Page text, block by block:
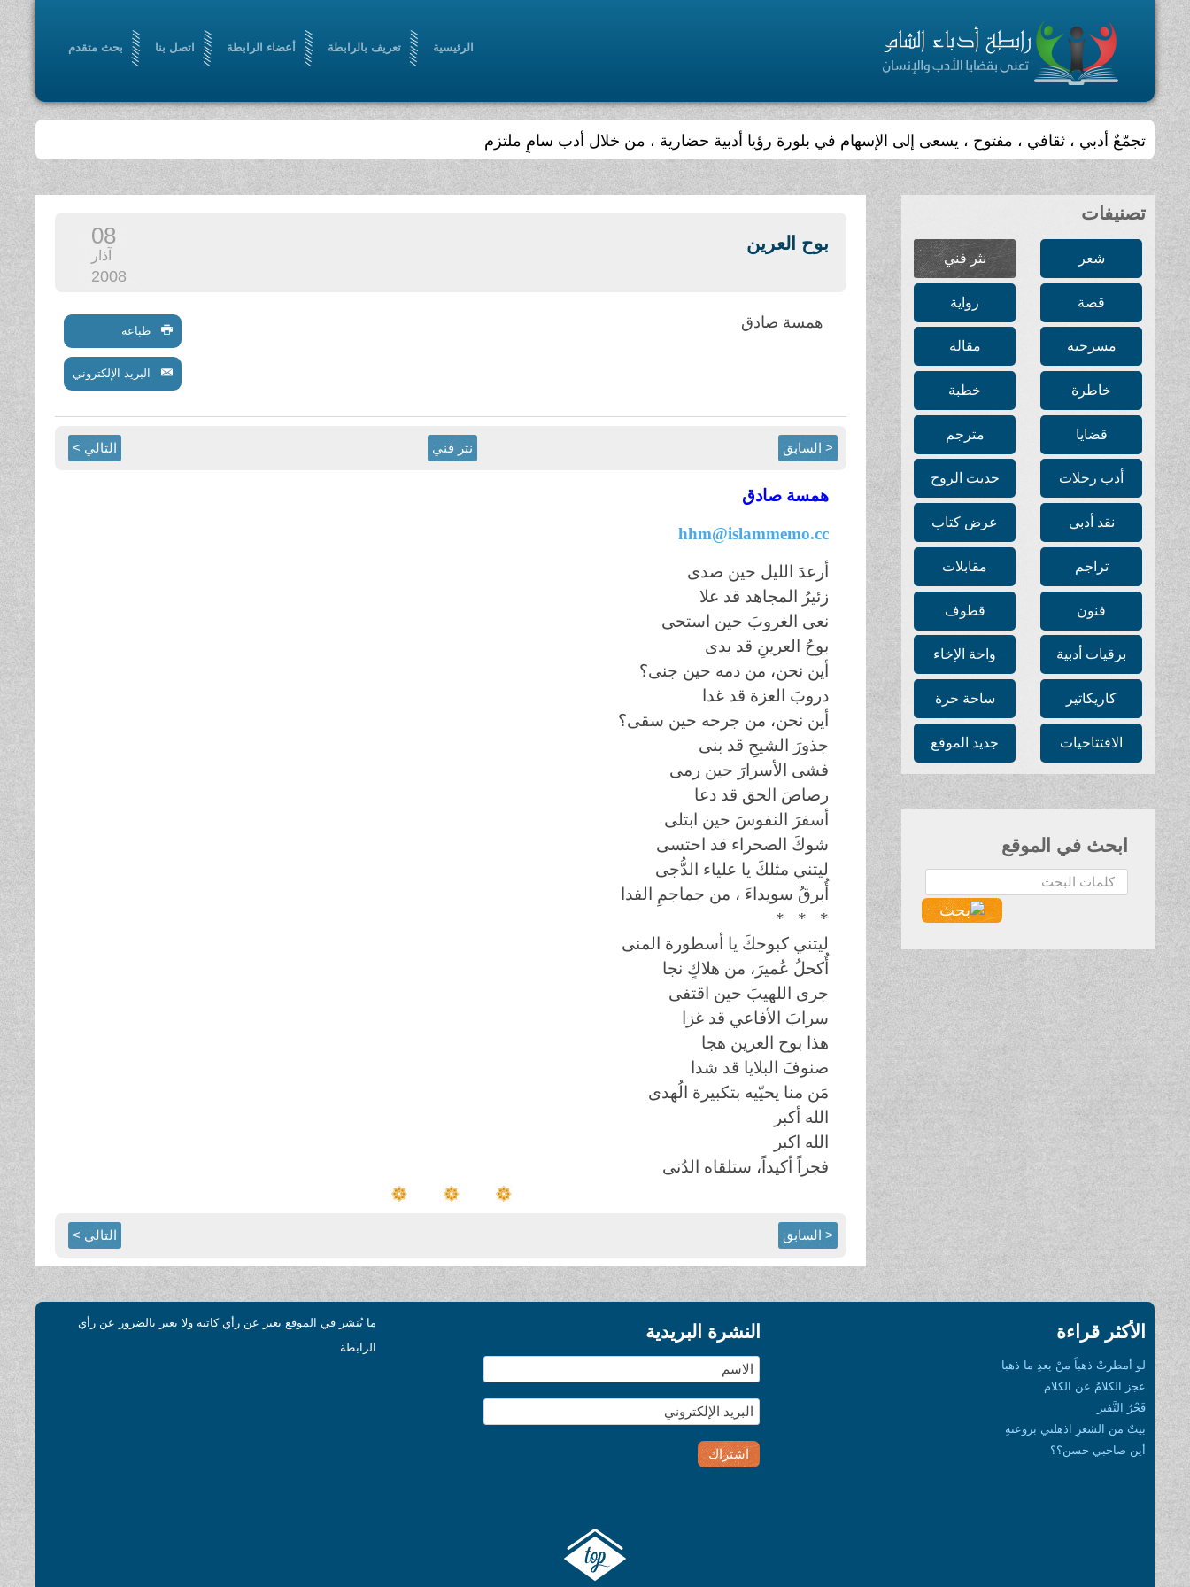
الرئيسية تعريف بالرابطة أعضاء الرابطة اتصل بنا بحث متقدم
يجري تحديث الموقع أسبوعيا
تصنيفات
شعر نثر فني
قصة رواية
مسرحية مقالة
خاطرة خطبة
قضايا مترجم
أدب رحلات حديث الروح
نقد أدبي عرض كتاب
تراجم مقابلات
فنون قطوف
برقيات أدبية واحة الإخاء
كاريكاتير ساحة حرة
الافتتاحيات جديد الموقع
ابحث في الموقع
البحث...
بوح العرين 08
آذار
2008
همسة صادق طباعة
البريد الإلكتروني
< السابق نثر فني التالي >
همسة صادق
hhm@islammemo.cc
أرعدَ الليل حين صدى
زئيرُ المجاهد قد علا
نعى الغروبَ حين استحى
بوحُ العرينِ قد بدى
أين نحن، من دمه حين جنى؟
دروبَ العزة قد غدا
أين نحن، من جرحه حين سقى؟
جذورَ الشيحِ قد بنى
فشى الأسرارَ حين رمى
رصاصَ الحق قد دعا
أسفرَ النفوسَ حين ابتلى
شوكَ الصحراء قد احتسى
ليتني مثلكَ يا علياء الدُّجى
أُبرقُ سويداءَ ، من جماجمِ الفدا
* * *
ليتني كبوحكَ يا أسطورة المنى
أُكحلُ عُميرَ، من هلاكٍ نجا
جرى اللهيبَ حين اقتفى
سرابَ الأفاعي قد غزا
هذا بوح العرين هجا
صنوفَ البلايا قد شدا
مَن منا يحيّيه بتكبيرة الُهدى
الله أكبر
الله اكبر
فجراً أكيداً، ستلقاه الدُنى
< السابق التالي >
الأكثر قراءة
لو أمطرتْ ذهباً منْ بعدِ ما ذهبا
عجز الكلامُ عن الكلام
فَجْرُ النَّفير
بيتٌ من الشعرِ اذهلني بروعتهِ
أين صاحبي حسن؟؟
النشرة البريدية
ما يُنشر في الموقع يعبر عن رأي كاتبه ولا يعبر بالضرور عن رأي
الرابطة